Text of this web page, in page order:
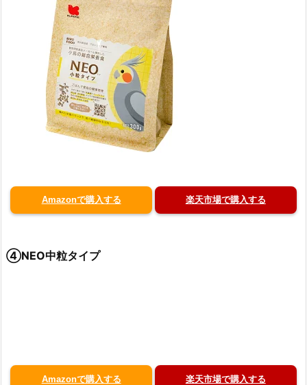
Amazonで購入する 楽天市場で購入する
④NEO中粒タイプ
Amazonで購入する 楽天市場で購入する